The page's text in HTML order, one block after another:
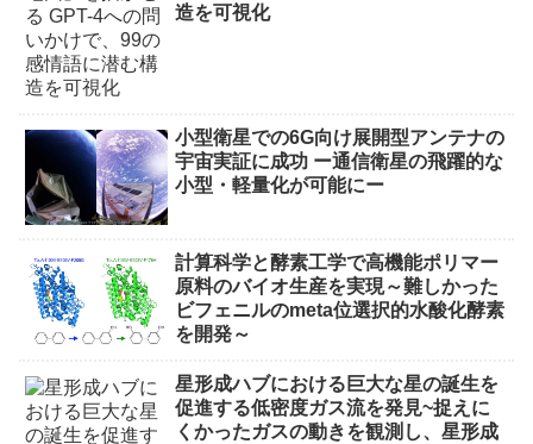
造を可視化
小型衛星での6G向け展開型アンテナの
宇宙実証に成功 ー通信衛星の飛躍的な
小型・軽量化が可能にー
計算科学と酵素工学で高機能ポリマー
原料のバイオ生産を実現～難しかった
ビフェニルのmeta位選択的水酸化酵素
を開発～
星形成ハブにおける巨大な星の誕生を
促進する低密度ガス流を発見~捉えに
くかったガスの動きを観測し、星形成